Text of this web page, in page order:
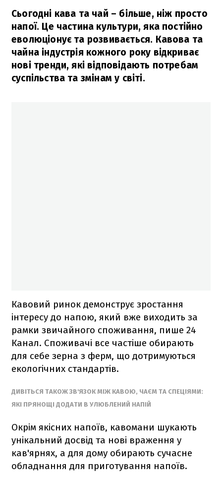
Сьогодні кава та чай – більше, ніж просто
напої. Це частина культури, яка постійно
еволюціонує та розвивається. Кавова та
чайна індустрія кожного року відкриває
нові тренди, які відповідають потребам
суспільства та змінам у світі.
Кавовий ринок демонструє зростання
інтересу до напою, який вже виходить за
рамки звичайного споживання, пише 24
Канал. Споживачі все частіше обирають
для себе зерна з ферм, що дотримуються
екологічних стандартів.
ДИВІТЬСЯ ТАКОЖ ЗВ'ЯЗОК МІЖ КАВОЮ, ЧАЄМ ТА СПЕЦІЯМИ:
ЯКІ ПРЯНОЩІ ДОДАТИ В УЛЮБЛЕНИЙ НАПІЙ
Окрім якісних напоїв, кавомани шукають
унікальний досвід та нові враження у
кав'ярнях, а для дому обирають сучасне
обладнання для приготування напоїв.